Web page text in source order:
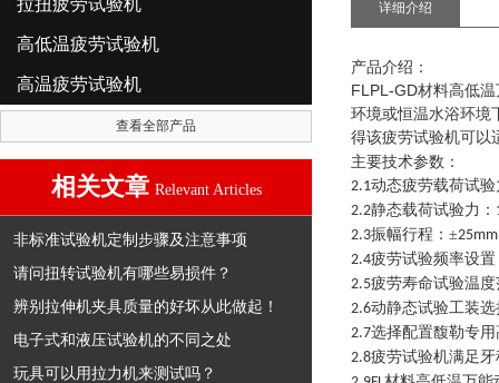
拉扭疲劳试验机
高低温疲劳试验机
高温疲劳试验机
查看全部产品
相关文章 Relevant Articles
非标准试验机定制步骤及注意事项
请问扭转试验机有哪些易损件？
辨别拉伸机夹具质量的好坏从此做起！
电子式和液压试验机的不同之处
玩具可以用拉力机来测试吗？
详细介绍
产品介绍：
FLPL-GD材料高低
环境或恒温水浴环境
得该疲劳试验机可以
主要技术参数：
2.1动态疲劳载荷试验
2.2静态载荷试验力：
2.3振幅行程： ±25mm
2.4疲劳试验频率设置
2.5疲劳寿命试验温
2.6动静态试验工装
2.7选择配置馥勒专
2.8疲劳试验机满足